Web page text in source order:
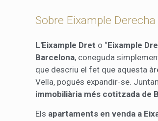
Sobre Eixample Derecha
L'Eixample Dret o “Eixample
Barcelona, coneguda
que descriu el fet que aquesta
Vella, pogués expandir-se.
immobiliària més cotitzada de
Els apartaments en venda a